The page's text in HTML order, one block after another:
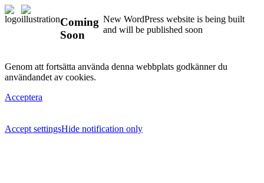
Coming
Soon
New WordPress website is being built
and will be published soon
Genom att fortsätta använda denna webbplats godkänner du
användandet av cookies.
Acceptera
Accept settingsHide notification only